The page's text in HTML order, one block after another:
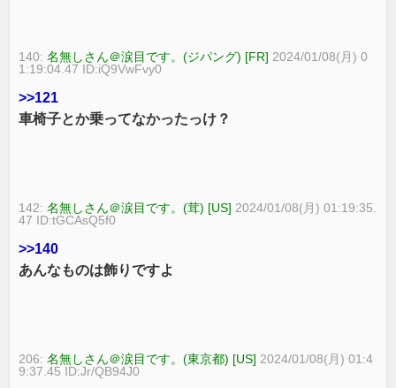
140:名無しさん＠涙目です。(ジパング) [FR] 2024/01/08(月) 0
1:19:04.47 ID:iQ9VwFvy0
>>121
車椅子とか乗ってなかったっけ？
142:名無しさん＠涙目です。(茸) [US] 2024/01/08(月) 01:19:35.
47 ID:tGCAsQ5f0
>>140
あんなものは飾りですよ
206:名無しさん＠涙目です。(東京都) [US] 2024/01/08(月) 01:4
9:37.45 ID:Jr/QB94J0